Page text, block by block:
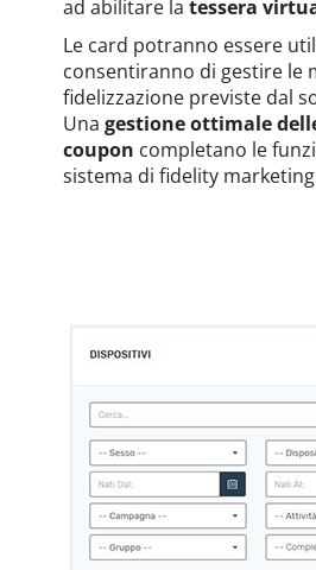
ad abilitare latessera
Le card potranno essere
consentiranno di gestire le
fidelizzazione previste dal
Unagestione ottimale
coupon completano le
sistema di fidelity